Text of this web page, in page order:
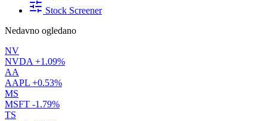
Stock Screener
Nedavno ogledano
NV
NVDA +1.09%
AA
AAPL +0.53%
MS
MSFT -1.79%
TS